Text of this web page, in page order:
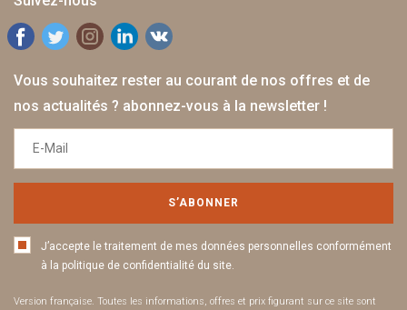
Vous souhaitez rester au courant de nos offres et de
nos actualités ? abonnez-vous à la newsletter !
S’ABONNER
J’accepte le traitement de mes données personnelles conformément
à la politique de confidentialité du site.
Version française. Toutes les informations, offres et prix figurant sur ce site sont